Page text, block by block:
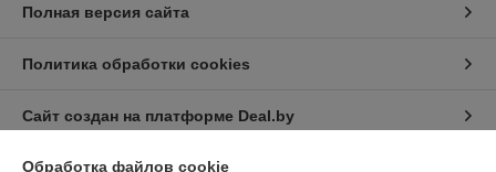
Полная версия сайта
Политика обработки cookies
Сайт создан на платформе Deal.by
Обработка файлов cookie